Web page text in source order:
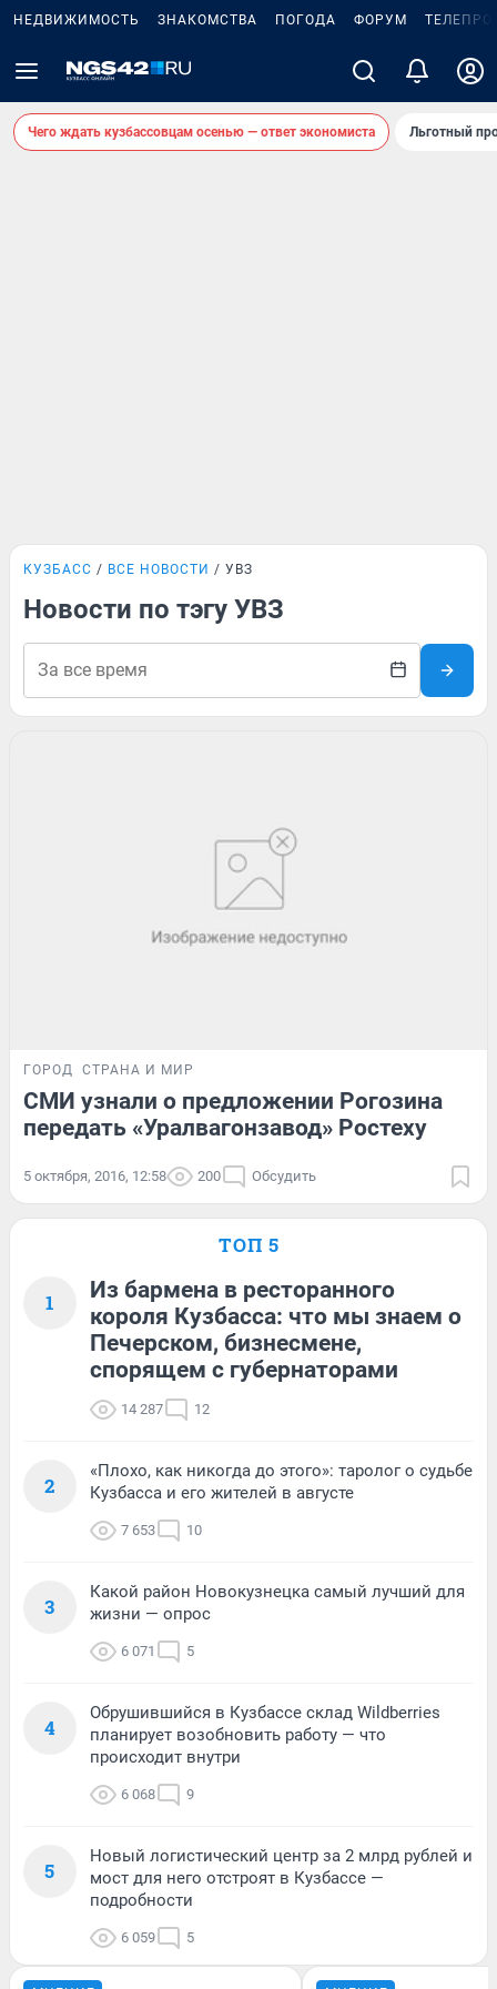
НЕДВИЖИМОСТЬ ЗНАКОМСТВА ПОГОДА ФОРУМ
Чего ждать кузбассовцам осенью — ответ экономиста Льготный
КУЗБАСС ВСЕ НОВОСТИ УВЗ
Новости по тэгу УВЗ
ГОРОД СТРАНА И МИР
СМИ узнали о предложении Рогозина
передать «Уралвагонзавод» Ростеху
5 октября, 2016, 12:58 200 Обсудить
ТОП 5
1
Из бармена в ресторанного
короля Кузбасса: что мы знаем о
Печерском, бизнесмене,
спорящем с губернаторами
14 287 12
2
«Плохо, как никогда до этого»: таролог о судьбе
Кузбасса и его жителей в августе
7 653 10
3
Какой район Новокузнецка самый лучший для
жизни — опрос
6 071 5
4
Обрушившийся в Кузбассе склад Wildberries
планирует возобновить работу — что
происходит внутри
6 068 9
5
Новый логистический центр за 2 млрд рублей и
мост для него отстроят в Кузбассе —
подробности
6 059 5